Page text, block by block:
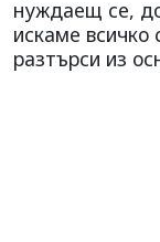
нуждаещ се,
искаме всичко
разтърси из